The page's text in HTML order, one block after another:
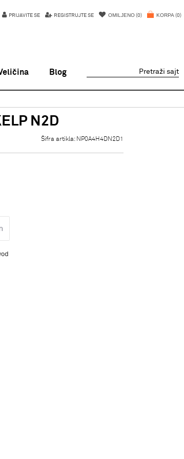
KORPA 0
OMILJENO 0
PRIJAVITE SE REGISTRUJTE SE
Blog Pretraži sajt
N2D
Šifra artikla: NP0A4H4DN2D1